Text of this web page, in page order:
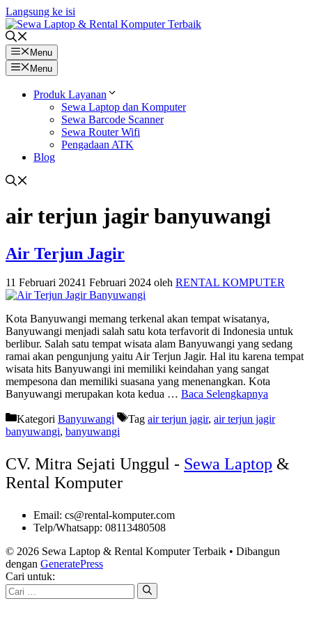
Langsung ke isi
Menu
Menu
Produk Layanan
Sewa Laptop dan Komputer
Sewa Barcode Scanner
Sewa Router Wifi
Pengadaan ATK
Blog
air terjun jagir banyuwangi
Air Terjun Jagir
11 Februari 20241 Februari 2024 oleh RENTAL KOMPUTER
Kota Banyuwangi memang terkenal akan tempat wisatanya,
Banyuwangi menjadi salah satu kota terfavorit di Indonesia untuk
berlibur. Salah satu tempat wisata alam Banyuwangi yang sedang
ramai akan pengunjung yaitu Air Terjun Jagir. Hal itu karena tempat
wisata hits Banyuwangi ini memiliki keindahan yang sangat
mempesona dan memiliki suasana yang menenangkan. Kota
Banyuwangi merupakan kota kedua … Baca Selengkapnya
Kategori Banyuwangi Tag air terjun jagir, air terjun jagir
banyuwangi, banyuwangi
CV. Mitra Sejati Unggul - Sewa Laptop &
Rental Komputer
Email: cs@rental-komputer.com
Telp/Whatsapp: 08113480508
© 2026 Sewa Laptop & Rental Komputer Terbaik • Dibangun
dengan GeneratePress
Cari untuk: